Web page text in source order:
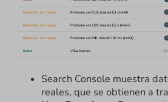
Search Console muestra
reales, que se obtienen a